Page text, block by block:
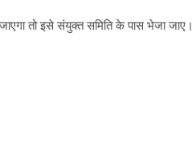
तो इसे संयुक्त समिति के पास भेजा जाए।